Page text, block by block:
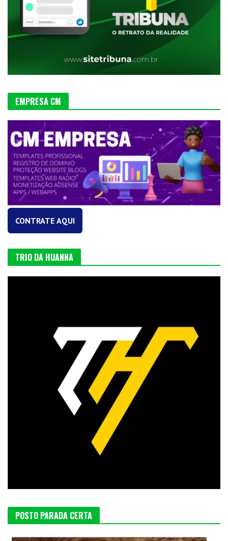
EMPRESA CM
CONTRATE AQUI
TRIO DA HUANNA
POSTO PARADA CERTA